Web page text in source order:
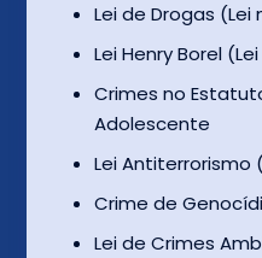
Lei de Drogas (Lei
Lei Henry Borel
Crimes no
Adolescente
Lei Antiterrorismo
Crime de
Lei de Crimes